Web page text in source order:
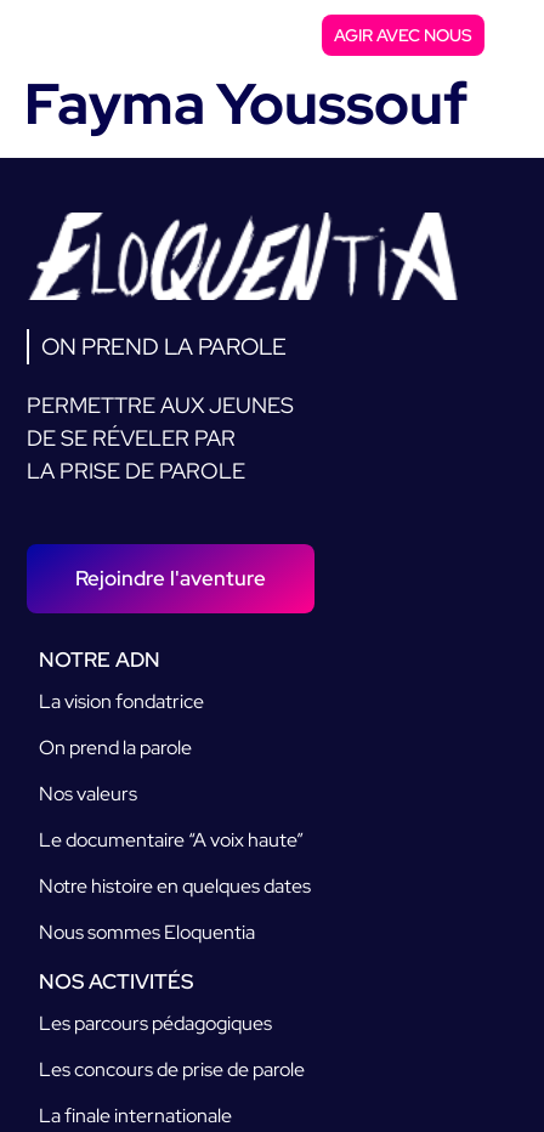
AGIR AVEC NOUS
Fayma Youssouf
ON PREND LA PAROLE
PERMETTRE AUX JEUNES
DE SE RÉVELER PAR
LA PRISE DE PAROLE
Rejoindre l'aventure
NOTRE ADN
La vision fondatrice
On prend la parole
Nos valeurs
Le documentaire “A voix haute”
Notre histoire en quelques dates
Nous sommes Eloquentia
NOS ACTIVITÉS
Les parcours pédagogiques
Les concours de prise de parole
La finale internationale